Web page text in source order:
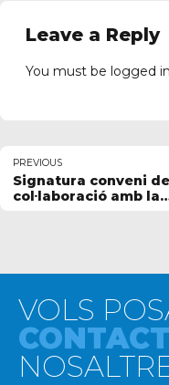
Leave a Reply
You must be logged in
PREVIOUS
Signatura conveni de
col·laboració amb la
VOLS